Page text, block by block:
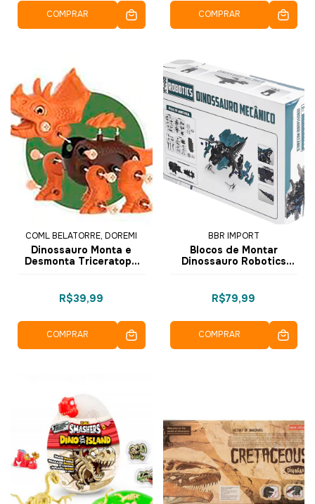
COMPRAR COMPRAR
COML BELATORRE, DOREMI
Dinossauro Monta e
Desmonta Triceratopo
R$39,99
COMPRAR
BBR IMPORT
Blocos de Montar
Dinossauro Robotics
R$79,99
COMPRAR